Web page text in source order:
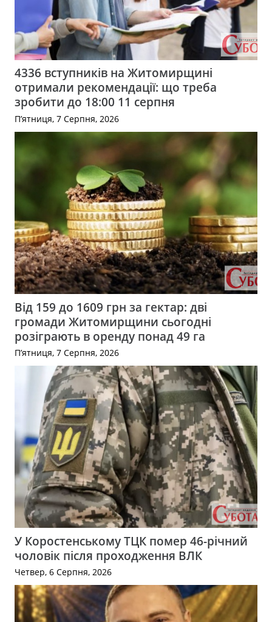
4336 вступників на Житомирщині
отримали рекомендації: що треба
зробити до 18:00 11 серпня
П’ятниця, 7 Серпня, 2026
Від 159 до 1609 грн за гектар: дві
громади Житомирщини сьогодні
розіграють в оренду понад 49 га
П’ятниця, 7 Серпня, 2026
У Коростенському ТЦК помер 46-річний
чоловік після проходження ВЛК
Четвер, 6 Серпня, 2026